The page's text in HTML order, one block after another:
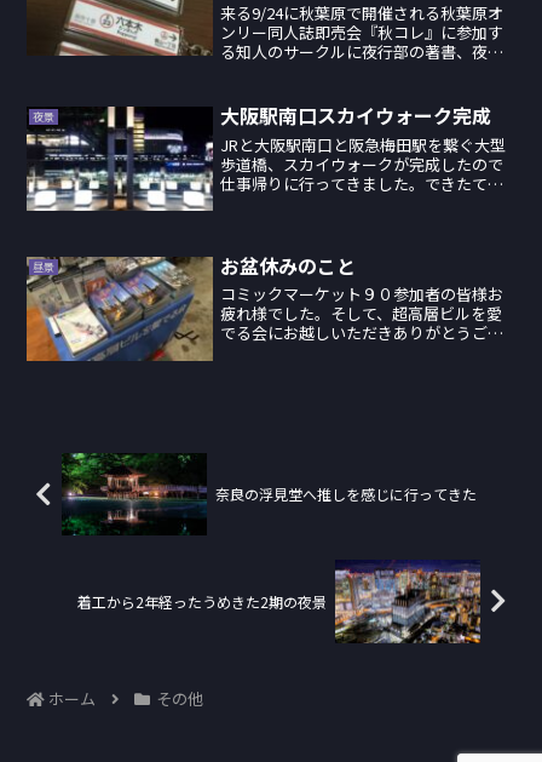
来る9/24に秋葉原で開催される秋葉原オ
ンリー同人誌即売会『秋コレ』に参加す
る知人のサークルに夜行部の著書、夜ビ
リジナルの切符(という呼び方で良いのか
な?)を制作してい...
夜景 大阪駅南口スカイウォーク完成
JRと大阪駅南口と阪急梅田駅を繋ぐ大型
歩道橋、スカイウォークが完成したので
仕事帰りに行ってきました。できたてホ
だ認知されていな...
昼景 お盆休みのこと
コミックマーケット９０参加者の皆様お
疲れ様でした。そして、超高層ビルを愛
でる会にお越しいただきありがとうござ
奈良の浮見堂へ推しを感じに行ってきた
着工から2年経ったうめきた2期の夜景
ホーム その他